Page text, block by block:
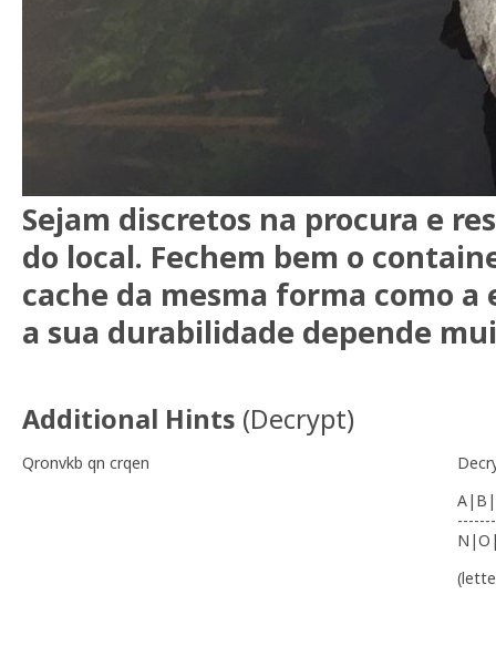
Sejam discretos na procura e
do local. Fechem bem o
cache da mesma forma como
a sua durabilidade depende
Additional Hints (Decrypt)
Qronvkb qn crqen